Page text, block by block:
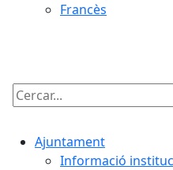
Francès
Cercar:
Ajuntament
Informació